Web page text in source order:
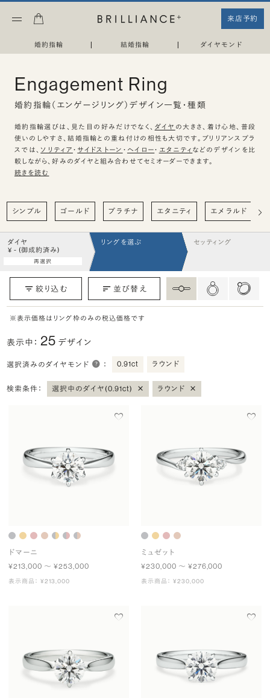
来店予約
婚約指輪 | 結婚指輪 | ダイヤモンド
Engagement Ring
婚約指輪（エンゲージリング）デザイン一覧・種類
婚約指輪選びは、見た目の好みだけでなく、 ダイヤ の大きさ、着け心地、普段
使いのしやすさ、結婚指輪との重ね付けの相性も大切です。ブリリアンスプラ
スでは、 ソリティア ・ サイドストーン ・ ヘイロー・ エタニティ などのデザインを比
較しながら、好みのダイヤと組み合わせてセミオーダーできます。
続きを読む
シンプル ゴールド プラチナ エタニティ エメラルド
ダイヤ
¥ - (御成約済み)
再選択
リングを選ぶ セッティング
絞り込む 並び替え
※表示価格はリング枠のみの税込価格です
表示中：25 デザイン
選択済みのダイヤモンド ： 0.91ct ラウンド
検索条件： 選択中のダイヤ(0.91ct) × ラウンド ×
ドマーニ
¥213,000 〜 ¥253,000
表示商品： ¥213,000
ミュゼット
¥230,000 〜 ¥276,000
表示商品： ¥230,000